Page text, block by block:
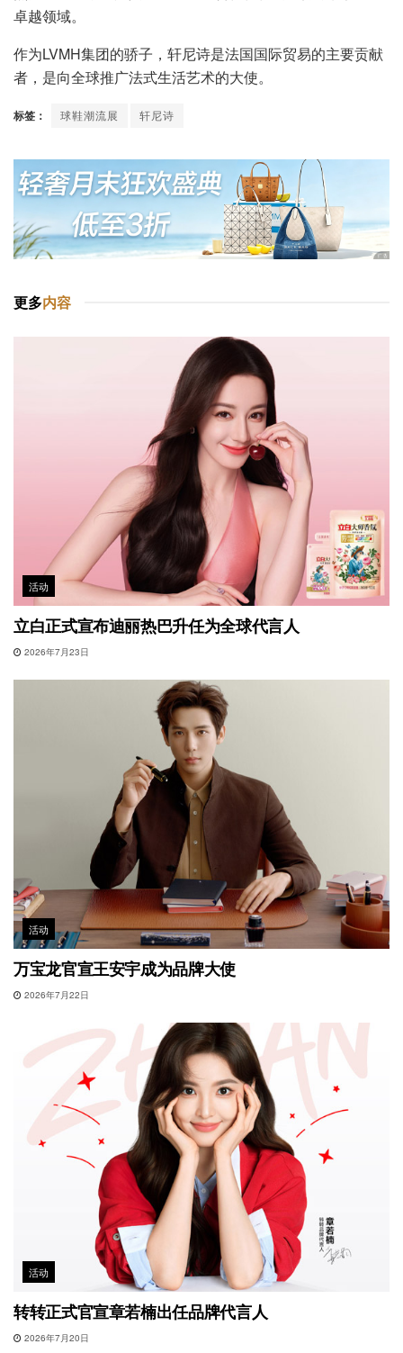
卓越领域。
作为LVMH集团的骄子，轩尼诗是法国国际贸易的主要贡献
者，是向全球推广法式生活艺术的大使。
标签： 球鞋潮流展 轩尼诗
更多内容
活动
立白正式宣布迪丽热巴升任为全球代言人
2026年7月23日
活动
万宝龙官宣王安宇成为品牌大使
2026年7月22日
活动
转转正式官宣章若楠出任品牌代言人
2026年7月20日